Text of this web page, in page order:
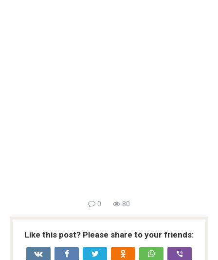
0 80
Like this post? Please share to your friends: